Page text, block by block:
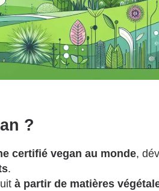
?
certifié vegan au monde,
.
à partir de matières